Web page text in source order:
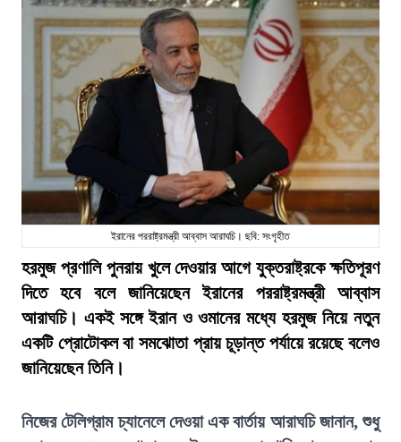
ইরানের পররাষ্ট্রমন্ত্রী আব্বাস আরাঘচি। ছবি: সংগৃহীত
হরমুজ প্রণালি পুনরায় খুলে দেওয়ার আগে যুক্তরাষ্ট্রকে ক্ষতিপূরণ
দিতে হবে বলে জানিয়েছেন ইরানের পররাষ্ট্রমন্ত্রী আব্বাস
আরাঘচি। একই সঙ্গে ইরান ও ওমানের মধ্যে হরমুজ নিয়ে নতুন
একটি প্রোটোকল বা সমঝোতা প্রায় চূড়ান্ত পর্যায়ে রয়েছে বলেও
জানিয়েছেন তিনি।
নিজের টেলিগ্রাম চ্যানেলে দেওয়া এক বার্তায় আরাঘচি জানান, শুধু